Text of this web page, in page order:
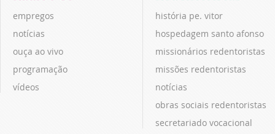
empregos
notícias
ouça ao vivo
programação
vídeos
história pe. vitor
hospedagem santo afonso
missionários redentoristas
missões redentoristas
notícias
obras sociais redentoristas
secretariado vocacional